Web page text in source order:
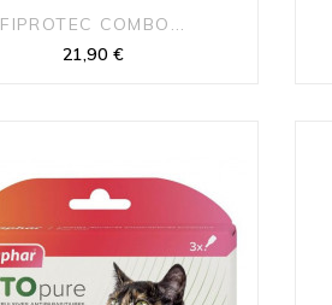
(32 avis)
FIPROTEC COMBO...
21,90 €Prix